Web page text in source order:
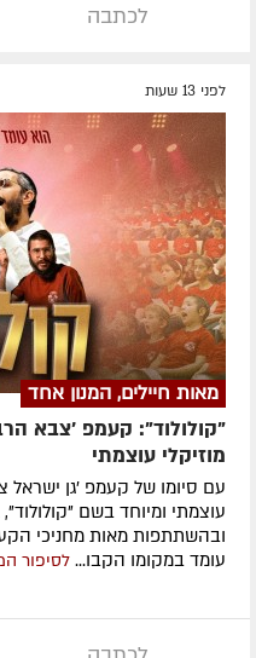
לכתבה
לפני 13 שעות
מאות חיילים, המנון אחד
"קולולוד": קעמפ 'צבא
מוזיקלי עוצמתי
עם סיומו של קעמפ 'גן ישראל
עוצמתי ומיוחד בשם
ובהשתתפות מאות מחניכי
עומד במקומו הקבו... לסיפור